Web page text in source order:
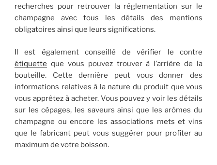
recherches pour retrouver la réglementation sur le
champagne avec tous les détails des mentions
obligatoires ainsi que leurs significations.
Il est également conseillé de vérifier le contre
étiquette que vous pouvez trouver à l’arrière de la
bouteille. Cette dernière peut vous donner des
informations relatives à la nature du produit que vous
vous apprêtez à acheter. Vous pouvez y voir les détails
sur les cépages, les saveurs ainsi que les arômes du
champagne ou encore les associations mets et vins
que le fabricant peut vous suggérer pour profiter au
maximum de votre boisson.